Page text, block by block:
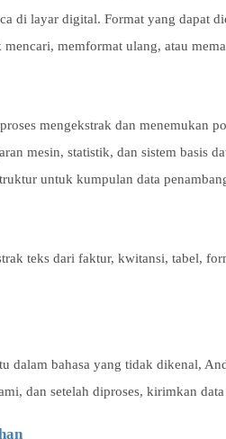
di layar digital. Format yang dapat
memformat ulang, atau
mengekstrak dan menemukan
mesin, statistik, dan sistem basis
untuk kumpulan data
teks dari faktur, kwitansi, tabel,
dalam bahasa yang tidak dikenal,
dan setelah diproses, kirimkan